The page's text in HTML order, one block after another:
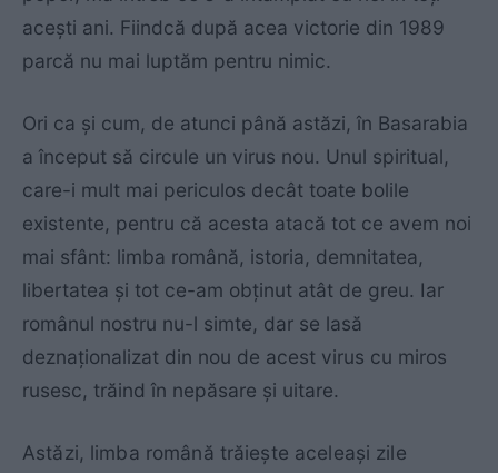
aceşti ani. Fiindcă după acea victorie din 1989
parcă nu mai luptăm pentru nimic.
Ori ca şi cum, de atunci până astăzi, în Basarabia
a început să circule un virus nou. Unul spiritual,
care-i mult mai periculos decât toate bolile
existente, pentru că acesta atacă tot ce avem noi
mai sfânt: limba română, istoria, demnitatea,
libertatea şi tot ce-am obţinut atât de greu. Iar
românul nostru nu-l simte, dar se lasă
deznaţionalizat din nou de acest virus cu miros
rusesc, trăind în nepăsare şi uitare.
Astăzi, limba română trăieşte aceleaşi zile